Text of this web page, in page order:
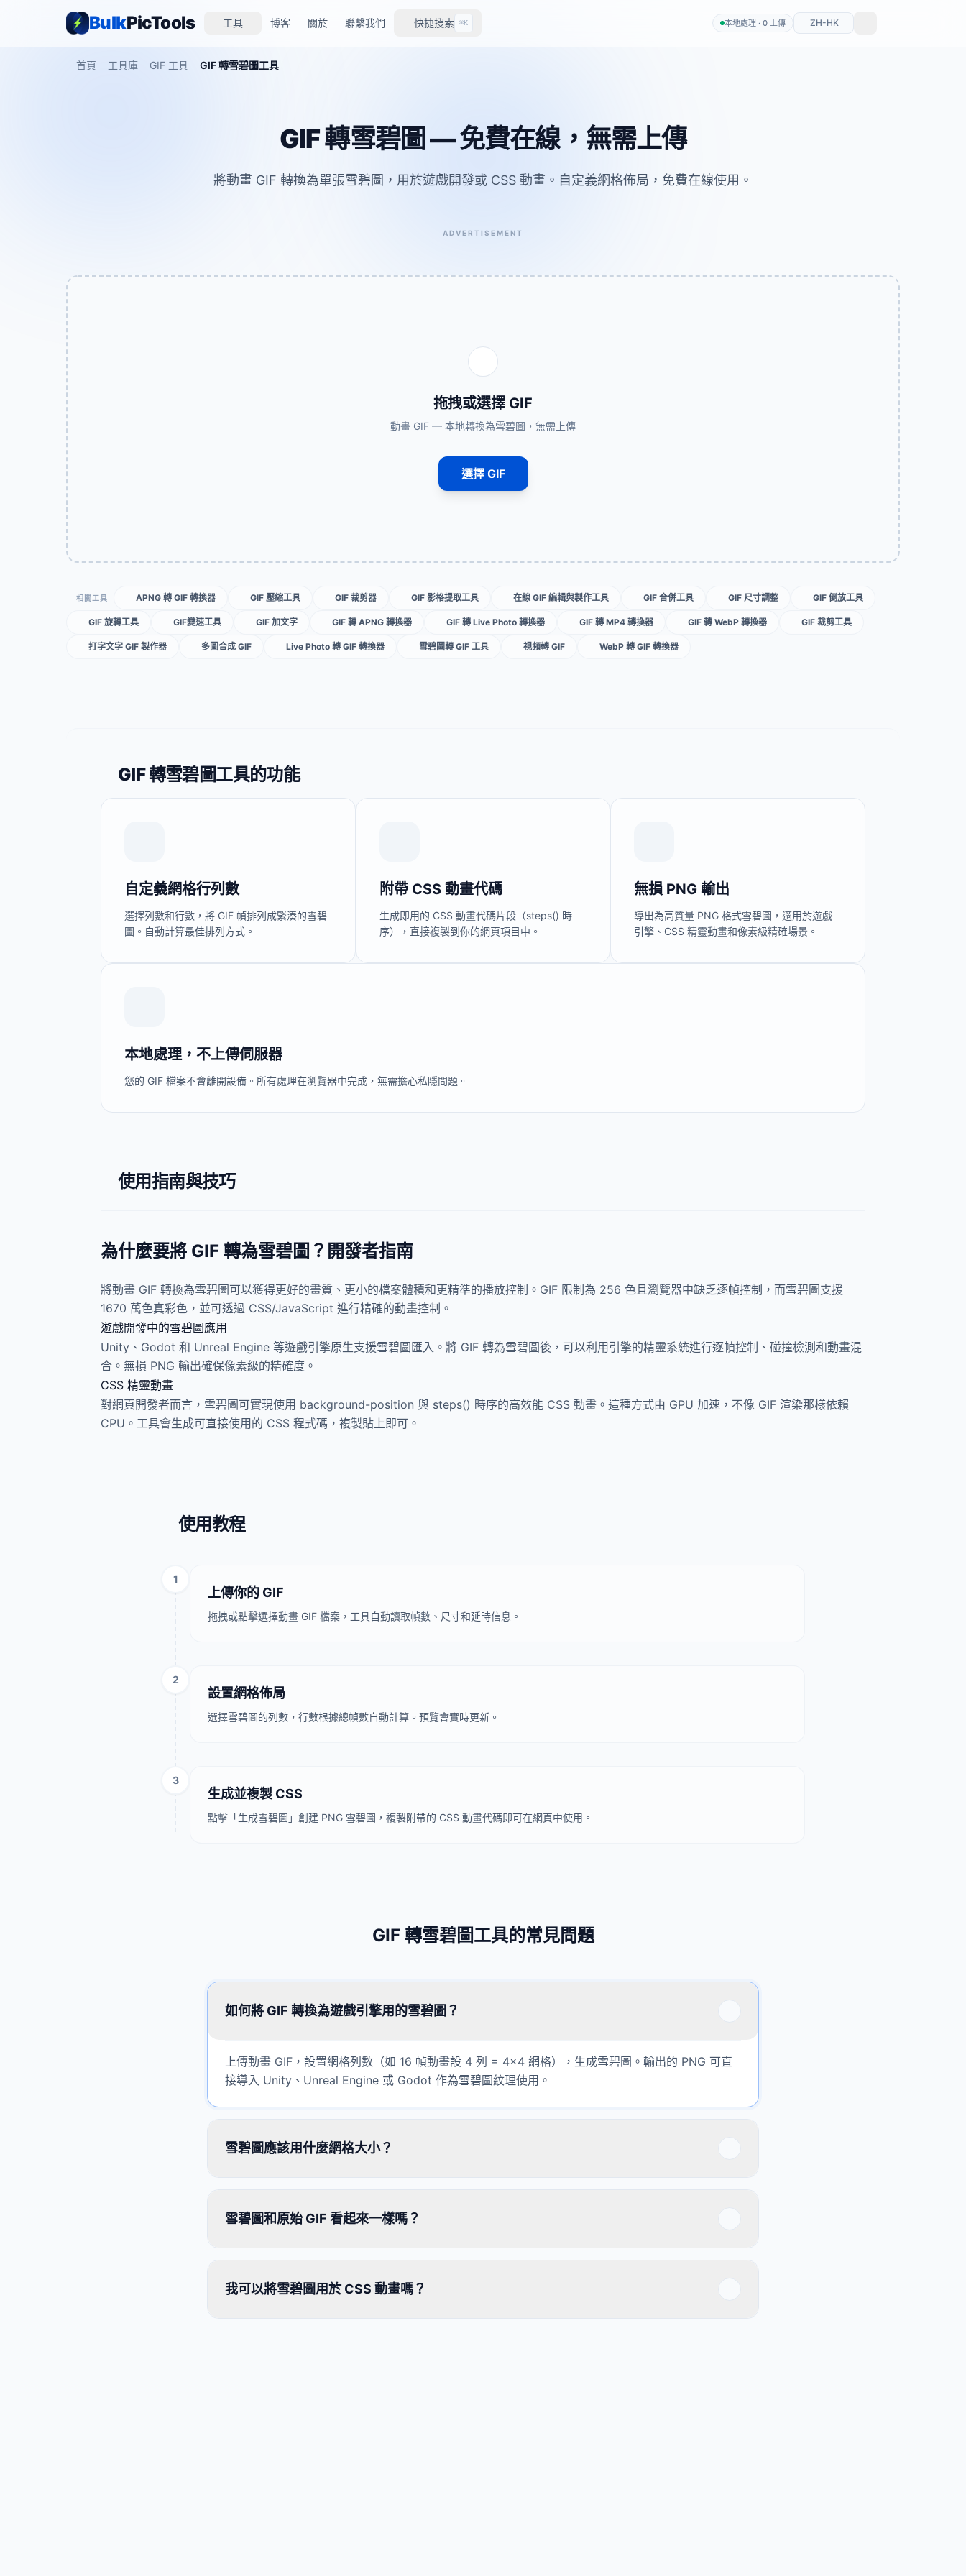
BulkPicTools 工具 博客 關於 聯繫我們 快捷搜索 ⌘K 本地處理 · 0 上傳 ZH-HK
首頁 工具庫 GIF 工具 GIF 轉雪碧圖工具
GIF 轉雪碧圖 — 免費在線，無需上傳
將動畫 GIF 轉換為單張雪碧圖，用於遊戲開發或 CSS 動畫。自定義網格佈局，免費在線使用。
ADVERTISEMENT
拖拽或選擇 GIF
動畫 GIF — 本地轉換為雪碧圖，無需上傳
選擇 GIF
相關工具 APNG 轉 GIF 轉換器 GIF 壓縮工具 GIF 裁剪器 GIF 影格提取工具 在線 GIF 編輯與製作工具 GIF 合併工具 GIF 尺寸調整 GIF 倒放工具
GIF 旋轉工具 GIF變速工具 GIF 加文字 GIF 轉 APNG 轉換器 GIF 轉 Live Photo 轉換器 GIF 轉 MP4 轉換器 GIF 轉 WebP 轉換器 GIF 裁剪工具
打字文字 GIF 製作器 多圖合成 GIF Live Photo 轉 GIF 轉換器 雪碧圖轉 GIF 工具 視頻轉 GIF WebP 轉 GIF 轉換器
GIF 轉雪碧圖工具的功能
自定義網格行列數
選擇列數和行數，將 GIF 幀排列成緊湊的雪碧
圖。自動計算最佳排列方式。
附帶 CSS 動畫代碼
生成即用的 CSS 動畫代碼片段（steps() 時
序），直接複製到你的網頁項目中。
無損 PNG 輸出
導出為高質量 PNG 格式雪碧圖，適用於遊戲
引擎、CSS 精靈動畫和像素級精確場景。
本地處理，不上傳伺服器
您的 GIF 檔案不會離開設備。所有處理在瀏覽器中完成，無需擔心私隱問題。
使用指南與技巧
為什麼要將 GIF 轉為雪碧圖？開發者指南
將動畫 GIF 轉換為雪碧圖可以獲得更好的畫質、更小的檔案體積和更精準的播放控制。GIF 限制為 256 色且瀏覽器中缺乏逐幀控制，而雪碧圖支援
1670 萬色真彩色，並可透過 CSS/JavaScript 進行精確的動畫控制。
遊戲開發中的雪碧圖應用
Unity、Godot 和 Unreal Engine 等遊戲引擎原生支援雪碧圖匯入。將 GIF 轉為雪碧圖後，可以利用引擎的精靈系統進行逐幀控制、碰撞檢測和動畫混
合。無損 PNG 輸出確保像素級的精確度。
CSS 精靈動畫
對網頁開發者而言，雪碧圖可實現使用 background-position 與 steps() 時序的高效能 CSS 動畫。這種方式由 GPU 加速，不像 GIF 渲染那樣依賴
CPU。工具會生成可直接使用的 CSS 程式碼，複製貼上即可。
使用教程
1
上傳你的 GIF
拖拽或點擊選擇動畫 GIF 檔案，工具自動讀取幀數、尺寸和延時信息。
2
設置網格佈局
選擇雪碧圖的列數，行數根據總幀數自動計算。預覽會實時更新。
3
生成並複製 CSS
點擊「生成雪碧圖」創建 PNG 雪碧圖，複製附帶的 CSS 動畫代碼即可在網頁中使用。
GIF 轉雪碧圖工具的常見問題
如何將 GIF 轉換為遊戲引擎用的雪碧圖？
上傳動畫 GIF，設置網格列數（如 16 幀動畫設 4 列 = 4×4 網格），生成雪碧圖。輸出的 PNG 可直
接導入 Unity、Unreal Engine 或 Godot 作為雪碧圖紋理使用。
雪碧圖應該用什麼網格大小？
雪碧圖和原始 GIF 看起來一樣嗎？
我可以將雪碧圖用於 CSS 動畫嗎？